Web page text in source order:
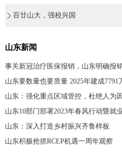
百廿山大，强校兴国
山东新闻
事关新冠治疗医保报销，山东明确报
山东要数量也要质量 2025年建成7791
山东：强化重点区域管控，杜绝人为
山东10部门部署2023年春风行动暨就
山东：深入打造乡村振兴齐鲁样板
山东积极抢抓RCEP机遇一周年观察